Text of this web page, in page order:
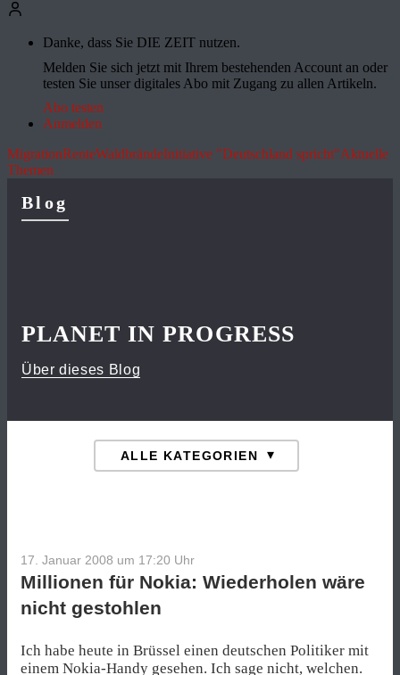
Danke, dass Sie DIE ZEIT nutzen.
Melden Sie sich jetzt mit Ihrem bestehenden Account an oder
testen Sie unser digitales Abo mit Zugang zu allen Artikeln.
Abo testen
Anmelden
MigrationRenteWaldbrändeInitiative "Deutschland spricht"Aktuelle
Themen
Blog
PLANET IN PROGRESS
Über dieses Blog
17. Januar 2008 um 17:20 Uhr
Millionen für Nokia: Wiederholen wäre
nicht gestohlen
Ich habe heute in Brüssel einen deutschen Politiker mit
einem Nokia-Handy gesehen. Ich sage nicht, welchen.